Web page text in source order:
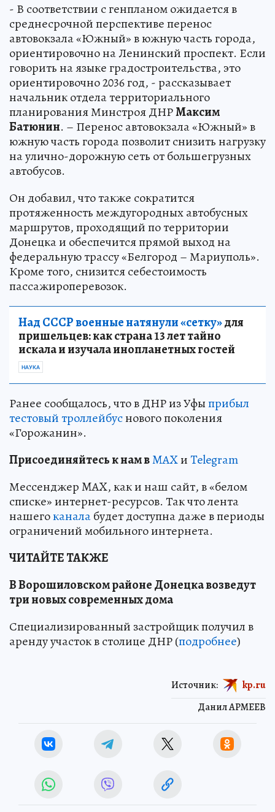
- В соответствии с генпланом ожидается в
среднесрочной перспективе перенос
автовокзала «Южный» в южную часть города,
ориентировочно на Ленинский проспект. Если
говорить на языке градостроительства, это
ориентировочно 2036 год, - рассказывает
начальник отдела территориального
планирования Минстроя ДНРМаксим
Батюнин. – Перенос автовокзала «Южный» в
южную часть города позволит снизить нагрузку
на улично-дорожную сеть от большегрузных
автобусов.
Он добавил, что также сократится
протяженность междугородных автобусных
маршрутов, проходящий по территории
Донецка и обеспечится прямой выход на
федеральную трассу «Белгород – Мариуполь».
Кроме того, снизится себестоимость
пассажироперевозок.
Над СССР военные натянули «сетку»для
пришельцев: как страна 13 лет тайно
искала и изучала инопланетных гостей
НАУКА
Ранее сообщалось, что в ДНР из Уфыприбыл
тестовый троллейбуснового поколения
«Горожанин».
Присоединяйтесь к нам вMAXиTelegram
Мессенджер MAX, как и наш сайт, в «белом
списке» интернет-ресурсов. Так что лента
нашегоканалабудет доступна даже в периоды
ограничений мобильного интернета.
ЧИТАЙТЕ ТАКЖЕ
В Ворошиловском районе Донецка возведут
три новых современных дома
Специализированный застройщик получил в
аренду участок в столице ДНР (подробнее)
Данил АРМЕЕВ
Источник: kp.ru